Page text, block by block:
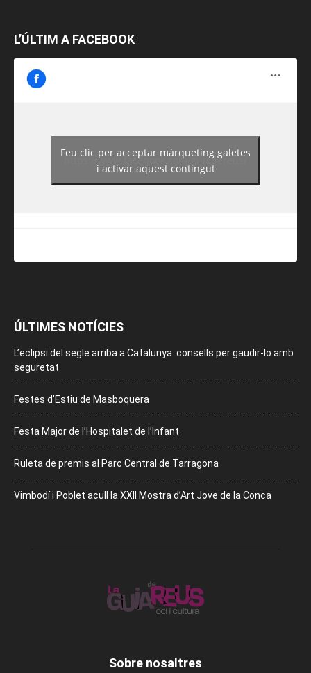
L’ÚLTIM A FACEBOOK
https://www.facebook.com/guiadereus/
Feu clic per acceptar màrqueting galetes
i activar aquest contingut
ÚLTIMES NOTÍCIES
L’eclipsi del segle arriba a Catalunya: consells per gaudir-lo amb
seguretat
Festes d’Estiu de Masboquera
Festa Major de l’Hospitalet de l’Infant
Ruleta de premis al Parc Central de Tarragona
Vimbodí i Poblet acull la XXII Mostra d’Art Jove de la Conca
Sobre nosaltres